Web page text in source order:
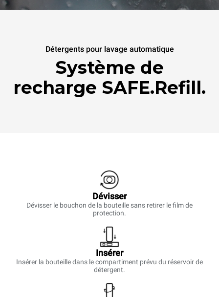
Détergents pour lavage automatique
Système de
recharge SAFE.Refill.
Dévisser
Dévisser le bouchon de la bouteille sans retirer le film de
protection.
Insérer
Insérer la bouteille dans le compartiment prévu du réservoir de
détergent.